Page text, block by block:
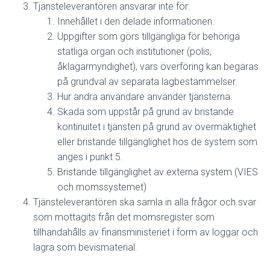
Tjänsteleverantören ansvarar inte för:
Innehållet i den delade informationen.
Uppgifter som görs tillgängliga för behöriga
statliga organ och institutioner (polis,
åklagarmyndighet), vars överföring kan begäras
på grundval av separata lagbestämmelser.
Hur andra användare använder tjänsterna.
Skada som uppstår på grund av bristande
kontinuitet i tjänsten på grund av övermäktighet
eller bristande tillgänglighet hos de system som
anges i punkt 5.
Bristande tillgänglighet av externa system (VIES
och momssystemet)
Tjänsteleverantören ska samla in alla frågor och svar
som mottagits från det momsregister som
tillhandahålls av finansministeriet i form av loggar och
lagra som bevismaterial.